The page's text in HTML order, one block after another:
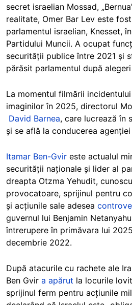
secret israelian Mossad,
realitate, Omer Bar Lev este
parlamentul israelian, Knesset,
Partidului Muncii. A ocupat
securității publice între 2021 și
părăsit parlamentul după
La momentul filmării
imaginilor în 2025, directorul
David Barnea, care lucrează în
și se află la conducerea agenției
Itamar Ben-Gvir este actualul
securității naționale și lider al
dreapta Otzma Yehudit,
provocatoare, sprijinul pentru
și acțiunile sale adesea
guvernul lui Benjamin
întrerupere în primăvara lui
decembrie 2022.
După atacurile cu rachete ale
Ben Gvir a apărut la locurile
sprijinul ferm pentru acțiunile